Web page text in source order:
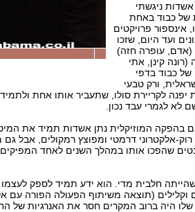
ניגשתי
של כבוד באחת
אינספור פרויקטים
ועד היום, שזכו
(אדם, עופרה חזה)
קינן, אתי
כבוד בדפי
ורק טבעי
לקריירת סולו, שתעביר אותו אחת ולתמיד
לא לגמרי עבד נכון.
בהפקה המוזיקלית נתן אשדות תמיד את
אלקטרוני דרמטי ומפוצץ רמקולים, אבל גם
שהפכו אותו במהלך השנים לאחד
חלבית מדי. הוא ידע תמיד לספק
וקלילים (תוצאה משיתוף הפעולה הפורה עם
היה ברוב המקרים חסר את האנרגיות של